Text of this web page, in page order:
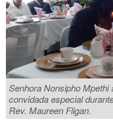
Senhora Nonsipho
convidada especial
Rev. Maureen Fligan.